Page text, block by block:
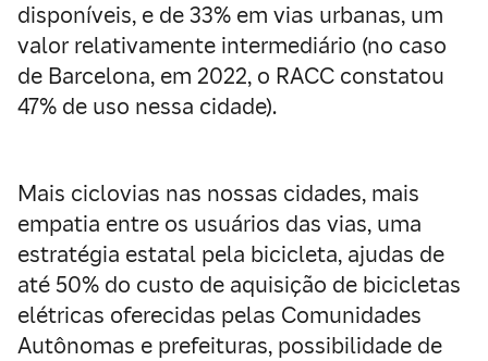
disponíveis, e de 33% em vias urbanas, um
valor relativamente intermediário (no caso
de Barcelona, em 2022, o RACC constatou
47% de uso nessa cidade).
Mais ciclovias nas nossas cidades, mais
empatia entre os usuários das vias, uma
estratégia estatal pela bicicleta, ajudas de
até 50% do custo de aquisição de bicicletas
elétricas oferecidas pelas Comunidades
Autônomas e prefeituras, possibilidade de